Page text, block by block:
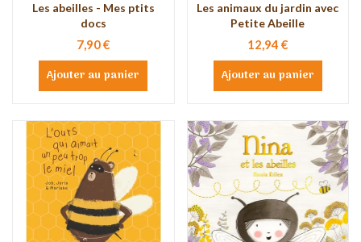
Les abeilles - Mes ptits
docs
7,90 €
Ajouter au panier
Les animaux du jardin avec
Petite Abeille
12,94 €
Ajouter au panier